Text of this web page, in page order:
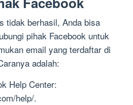
tidak berhasil, Anda bisa
pihak Facebook untuk
email yang terdaftar di
adalah:
Help Center:
help/.